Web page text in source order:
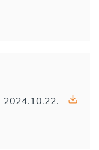
2024.10.22.